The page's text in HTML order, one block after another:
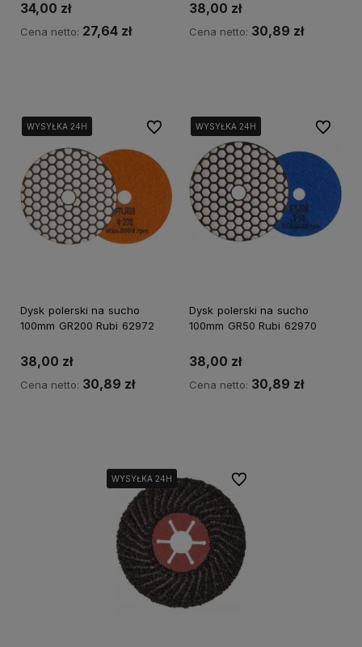
34,00 zł
Cena netto: 27,64 zł
38,00 zł
Cena netto: 30,89 zł
WYSYŁKA 24H
WYSYŁKA 24H
WYSYŁKA 24H
WYSYŁKA 24H
Dysk polerski na sucho
100mm GR200 Rubi 62972
38,00 zł
Cena netto: 30,89 zł
Do ulubionychWYSYŁKA 24H
WYSYŁKA 24H
WYSYŁKA 24H
WYSYŁKA 24H
Dysk polerski na sucho
100mm GR50 Rubi 62970
38,00 zł
Cena netto: 30,89 zł
Do
WYSYŁKA 24H
WYSYŁKA 24H
WYSYŁKA 24H Do ulubionych